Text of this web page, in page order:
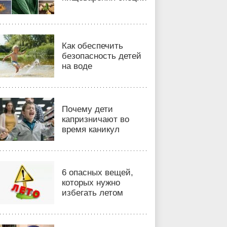
Как обеспечить
безопасность детей
на воде
Почему дети
капризничают во
время каникул
6 опасных вещей,
которых нужно
избегать летом